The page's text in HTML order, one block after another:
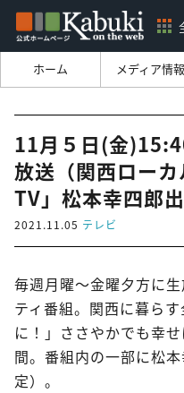
ホーム メディア情報
11月５日(金
放送（関西ロー
TV」松本幸四郎
2021.11.05 テレビ
毎週月曜～金曜夕方に
ティ番組。関西に暮ら
に！」ささやかでも幸
間。番組内の一部に松
定）。